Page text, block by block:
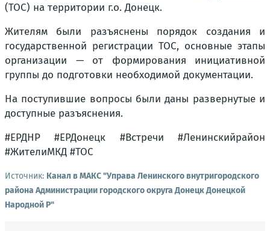
(ТОС) на территории г.о. Донецк.
Жителям были разъяснены порядок создания и
государственной регистрации ТОС, основные этапы
организации — от формирования инициативной
группы до подготовки необходимой документации.
На поступившие вопросы были даны развернутые и
доступные разъяснения.
#ЕРДНР #ЕРДонецк #Встречи #Ленинскийрайон
#ЖителиМКД #ТОС
Источник: Канал в МАКС "Управа Ленинского внутригородского
района Администрации городского округа Донецк Донецкой
Народной Р"